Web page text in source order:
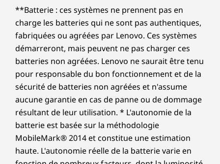
Un partenariat où vous êtes au
Lenovo et Intel®ont longtemps uni
leurs forces pour créer les meilleurs
ordinateurs portables de l'industrie.
Nos années de collaboration
approfondie débouchent aujourd'hui
Les spécifications peuvent varier selon la zone géographique/le modèle.
Conception
Dimensions (H (de l’avant vers
l’arrière) × L × P)
6,75 mm x 339,55 mm x 228,5 mm, 17,71 mm max /
0,27 pouce x 13,37 pouces x 9 pouces, 0,70 pouce max
Poids
À partir de 1,45 kg
Disque dur
SSD M.2 PCIe
Gen 4x4 2 To
(2242)
Comparer
Disque dur
SSD M.2 PCIe
Gen 4x4 2 To
(2242)
Acheter
Comparer
SSD M.2
(2280),
Gen5
Explorer tous Acheter portables et Ultrabooks
**Batterie : ces systèmes ne prennent pas en
charge les batteries qui ne sont pas authentiques,
fabriquées ou agréées par Lenovo. Ces systèmes
démarreront, mais peuvent ne pas charger ces
batteries non agréées. Lenovo ne saurait être tenu
pour responsable du bon fonctionnement et de la
sécurité de batteries non agréées et n'assume
aucune garantie en cas de panne ou de dommage
résultant de leur utilisation. * L'autonomie de la
batterie est basée sur la méthodologie
MobileMark® 2014 et constitue une estimation
haute. L'autonomie réelle de la batterie varie en